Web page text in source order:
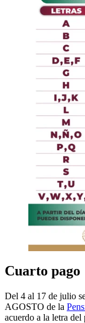
Cuarto pago
Del 4 al 17 de julio
AGOSTO de la
acuerdo a la letra